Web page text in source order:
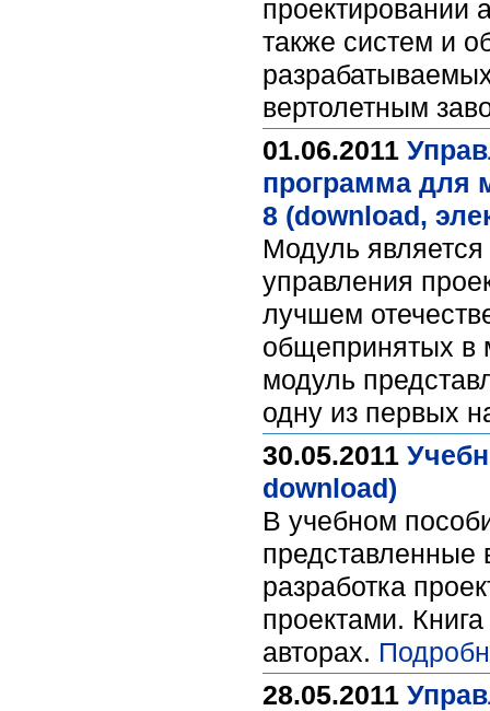
также систем и
вертолетным
01.06.2011
программа для
8 (download,
Модуль
управления
лучшем
общепринятых в
модуль
одну из первых
30.05.2011
download)
В учебном
представленные
разработка
проектами.
авторах.
28.05.2011